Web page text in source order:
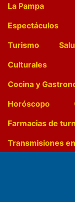
La Pampa
Espectáculos
Turismo
Culturales
Cocina y
Horóscopo
Farmacias de
Transmisiones